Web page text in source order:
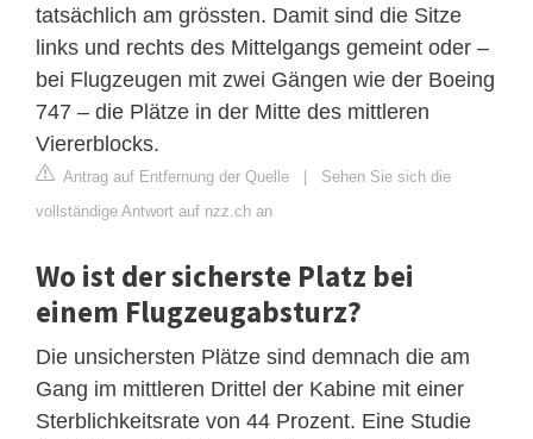
tatsächlich am grössten. Damit sind die Sitze
links und rechts des Mittelgangs gemeint oder –
bei Flugzeugen mit zwei Gängen wie der Boeing
747 – die Plätze in der Mitte des mittleren
Viererblocks.
Antrag auf Entfernung der Quelle | Sehen Sie sich die
vollständige Antwort auf nzz.ch an
Wo ist der sicherste Platz bei
einem Flugzeugabsturz?
Die unsichersten Plätze sind demnach die am
Gang im mittleren Drittel der Kabine mit einer
Sterblichkeitsrate von 44 Prozent. Eine Studie